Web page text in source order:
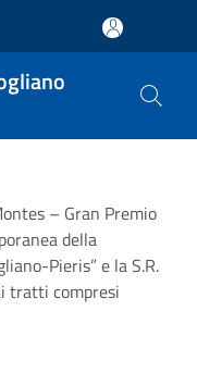
– Gran Premio
della
Pieris” e la S.R.
tratti compresi